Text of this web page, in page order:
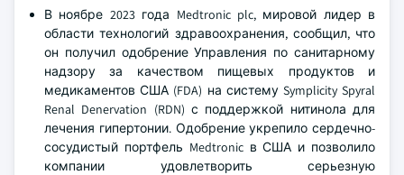
В ноябре 2023 года Medtronic plc, мировой лидер в
области технологий здравоохранения, сообщил, что
он получил одобрение Управления по санитарному
надзору за качеством пищевых продуктов и
медикаментов США (FDA) на систему Symplicity Spyral
Renal Denervation (RDN) с поддержкой нитинола для
лечения гипертонии. Одобрение укрепило сердечно-
сосудистый портфель Medtronic в США и позволило
компании удовлетворить серьезную